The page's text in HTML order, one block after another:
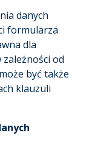
danych
formularza
dla
od
być także
klauzuli